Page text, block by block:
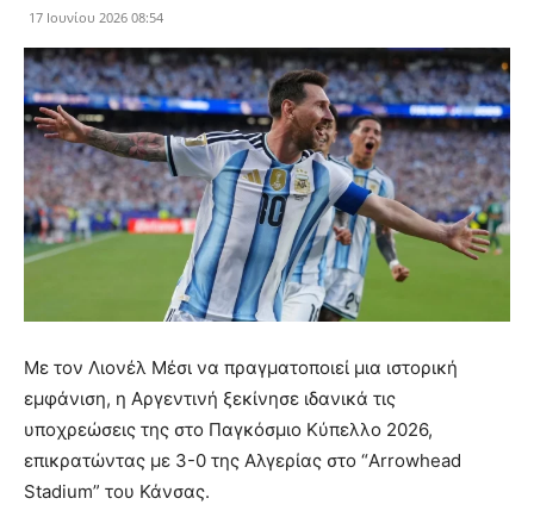
17 Ιουνίου 2026 08:54
Με τον Λιονέλ Μέσι να πραγματοποιεί μια ιστορική
εμφάνιση, η Αργεντινή ξεκίνησε ιδανικά τις
υποχρεώσεις της στο Παγκόσμιο Κύπελλο 2026,
επικρατώντας με 3-0 της Αλγερίας στο “Arrowhead
Stadium” του Κάνσας.